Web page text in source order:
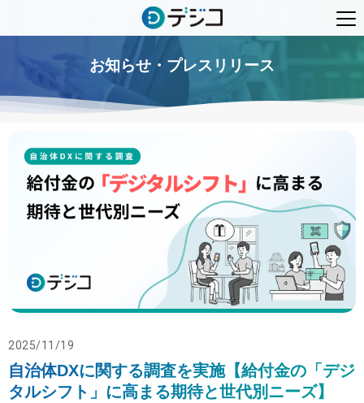
お知らせ・プレスリリース
2025/11/19
自治体DXに関する調査を実施【給付金の「デジ
タルシフト」に高まる期待と世代別ニーズ】